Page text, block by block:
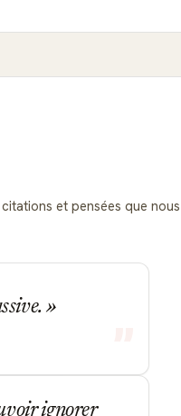
et pensées que
ignorer